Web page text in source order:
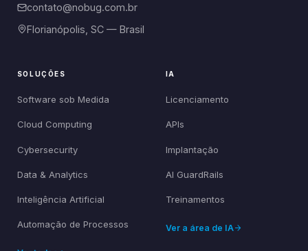
contato@nobug.com.br
Florianópolis, SC — Brasil
SOLUÇÕES
Software sob Medida
Cloud Computing
Cybersecurity
Data & Analytics
Inteligência Artificial
Automação de Processos
IA
Licenciamento
APIs
Implantação
AI GuardRails
Treinamentos
Ver a área de IA